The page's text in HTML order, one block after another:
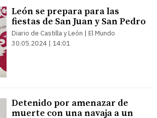
León se prepara para las
fiestas de San Juan y San Pedro
Diario de Castilla y León | El Mundo
30.05.2024 | 14:01
Detenido por amenazar de
muerte con una navaja a un